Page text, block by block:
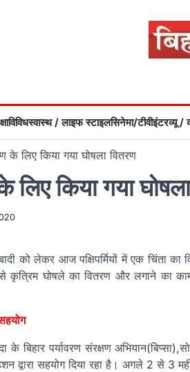
विविधस्वास्थ / लाइफ स्टाइलसिनेमा/टीवीइंटरव्यू /
के लिए किया गया घोषला वितरण
लिए किया गया
को लेकर आज पक्षिपर्मियों में एक चिंता
कृत्रिम घोषले का वितरण और लगाने का
के बिहार पर्यावरण संरक्षण
सहयोग दिया रहा है। अगले 2 से 3